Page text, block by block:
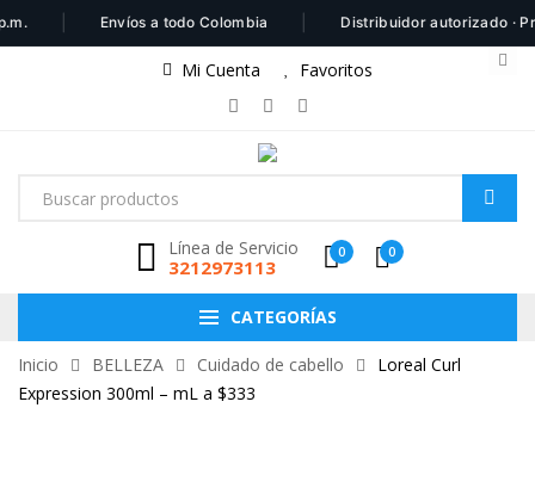
Envíos a todo Colombia Distribuidor autorizado ·
Mi Cuenta Favoritos
Línea de Servicio
3212973113
0 0
CATEGORÍAS
Inicio BELLEZA Cuidado de cabello
Loreal Curl
Expression 300ml – mL a $333